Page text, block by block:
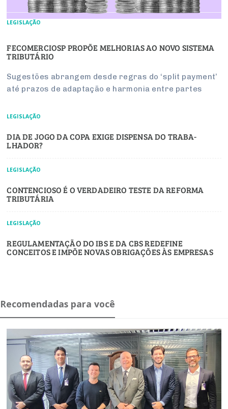
LEGISLAÇÃO
FECOMERCIOSP PROPÕE MELHORIAS AO NOVO SISTEMA
TRIBUTÁRIO
Sugestões abrangem desde regras do ‘split payment’
até prazos de adaptação e harmonia entre partes
LEGISLAÇÃO
DIA DE JOGO DA COPA EXIGE DIS­PENSA DO TRA­BA­
LHADOR?
LEGISLAÇÃO
CONTENCIOSO É O VERDADEIRO TESTE DA REFORMA
TRIBUTÁRIA
LEGISLAÇÃO
REGULAMENTAÇÃO DO IBS E DA CBS REDEFINE
CONCEITOS E IMPÕE NOVAS OBRIGAÇÕES ÀS EMPRESAS
Recomendadas para você